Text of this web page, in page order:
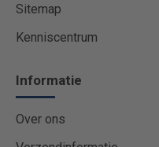
Sitemap
Kenniscentrum
Informatie
Over ons